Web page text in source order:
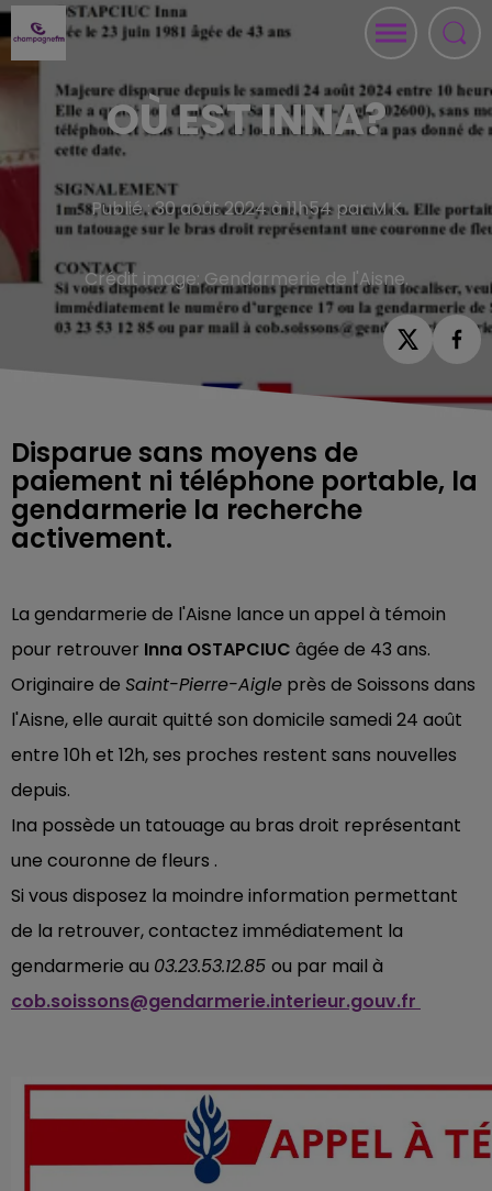
OÙ EST INNA?
Publié : 30 août 2024 à 11h54 par M K
Crédit image:Gendarmerie de l'Aisne.
Disparue sans moyens de
paiement ni téléphone portable, la
gendarmerie la recherche
activement.
La gendarmerie de l'Aisne lance un appel à témoin
pour retrouver Inna OSTAPCIUC âgée de 43 ans.
Originaire de Saint-Pierre-Aigle près de Soissons dans
l'Aisne, elle aurait quitté son domicile samedi 24 août
entre 10h et 12h, ses proches restent sans nouvelles
depuis.
Ina possède un tatouage au bras droit représentant
une couronne de fleurs .
Si vous disposez la moindre information permettant
de la retrouver, contactez immédiatement la
gendarmerie au 03.23.53.12.85 ou par mail à
cob.soissons@gendarmerie.interieur.gouv.fr